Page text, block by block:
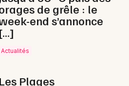
Je m'abonne
de grêle : le
end s’annonce
[…]
Actualités
Les Plages